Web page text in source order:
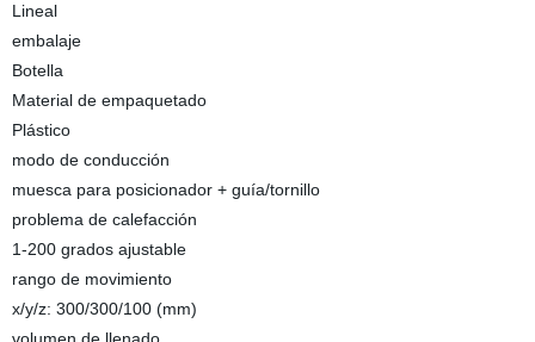
Lineal
embalaje
Botella
Material de empaquetado
Plástico
modo de conducción
muesca para posicionador + guía/tornillo
problema de calefacción
1-200 grados ajustable
rango de movimiento
x/y/z: 300/300/100 (mm)